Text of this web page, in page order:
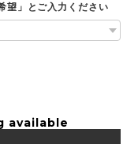
望」とご入力ください
available